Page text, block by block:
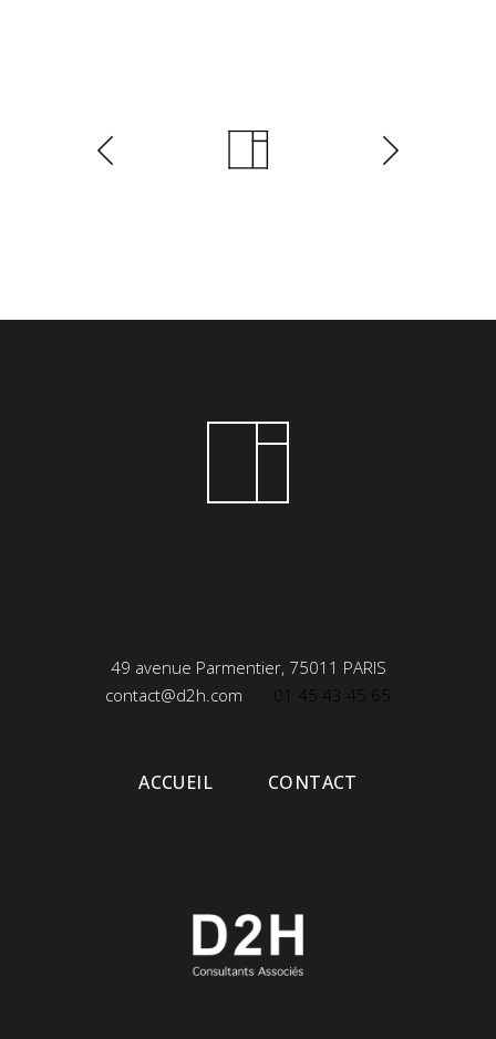
49 avenue Parmentier, 75011 PARIS
contact@d2h.com 01 45 43 45 65
ACCUEIL CONTACT